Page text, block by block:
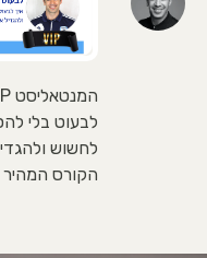
המנטאליסט VIP
לבעוט בלי
לחשוש
הקורס המהיר